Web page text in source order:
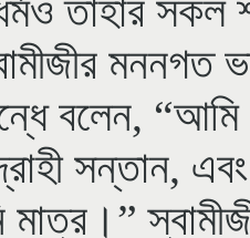
তাহার
মননগত
বলেন,
সন্তান,